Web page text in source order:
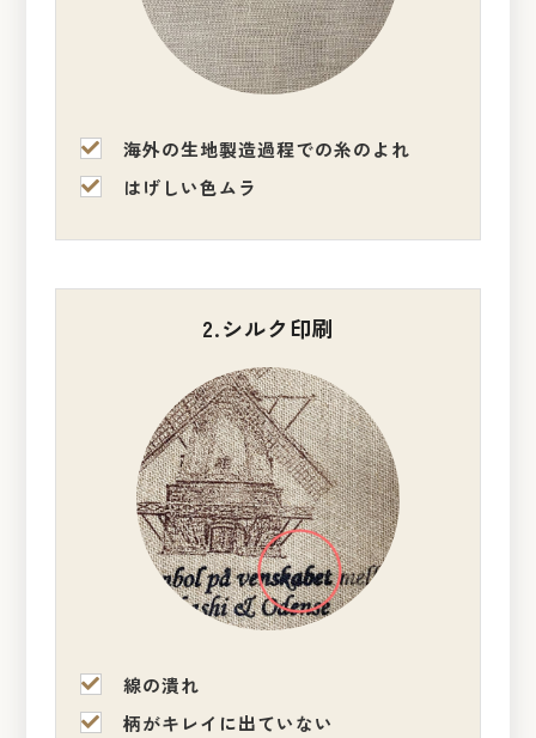
海外の生地製造過程での糸のよれ
はげしい色ムラ
2.シルク印刷
線の潰れ
柄がキレイに出ていない